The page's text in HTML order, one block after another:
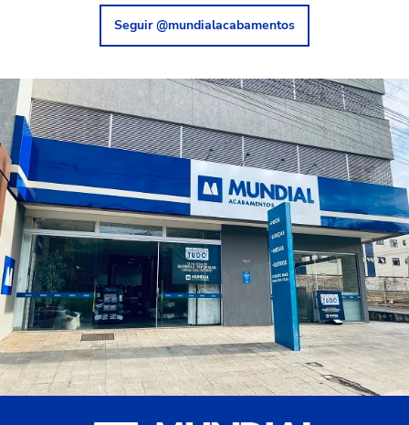
Seguir @mundialacabamentos